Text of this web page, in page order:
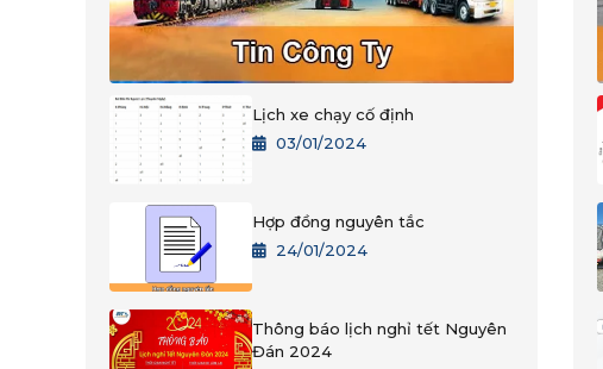
Lịch xe chạy cố định
03/01/2024
Hợp đồng nguyên tắc
24/01/2024
Thông báo lịch nghỉ tết Nguyên
Đán 2024